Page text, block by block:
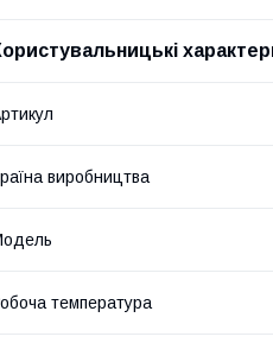
виробництва
температура